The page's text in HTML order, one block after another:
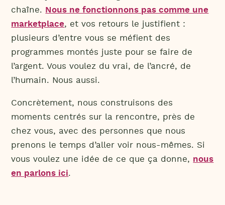
chaîne. Nous ne fonctionnons pas comme une
marketplace, et vos retours le justifient :
plusieurs d’entre vous se méfient des
programmes montés juste pour se faire de
l’argent. Vous voulez du vrai, de l’ancré, de
l’humain. Nous aussi.
Concrètement, nous construisons des
moments centrés sur la rencontre, près de
chez vous, avec des personnes que nous
prenons le temps d’aller voir nous-mêmes. Si
vous voulez une idée de ce que ça donne, nous
en parlons ici.